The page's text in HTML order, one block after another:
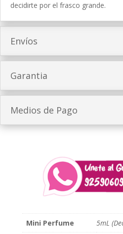
decidirte por el frasco grande.
Envíos
Garantia
Medios de Pago
Mini Perfume 5mL